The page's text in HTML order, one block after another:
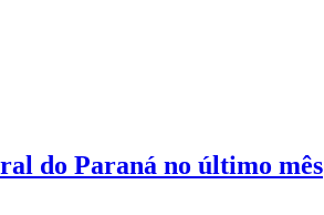
do Paraná no último mês